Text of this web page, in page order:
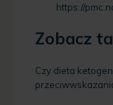
https://
Zobacz
Czy dieta